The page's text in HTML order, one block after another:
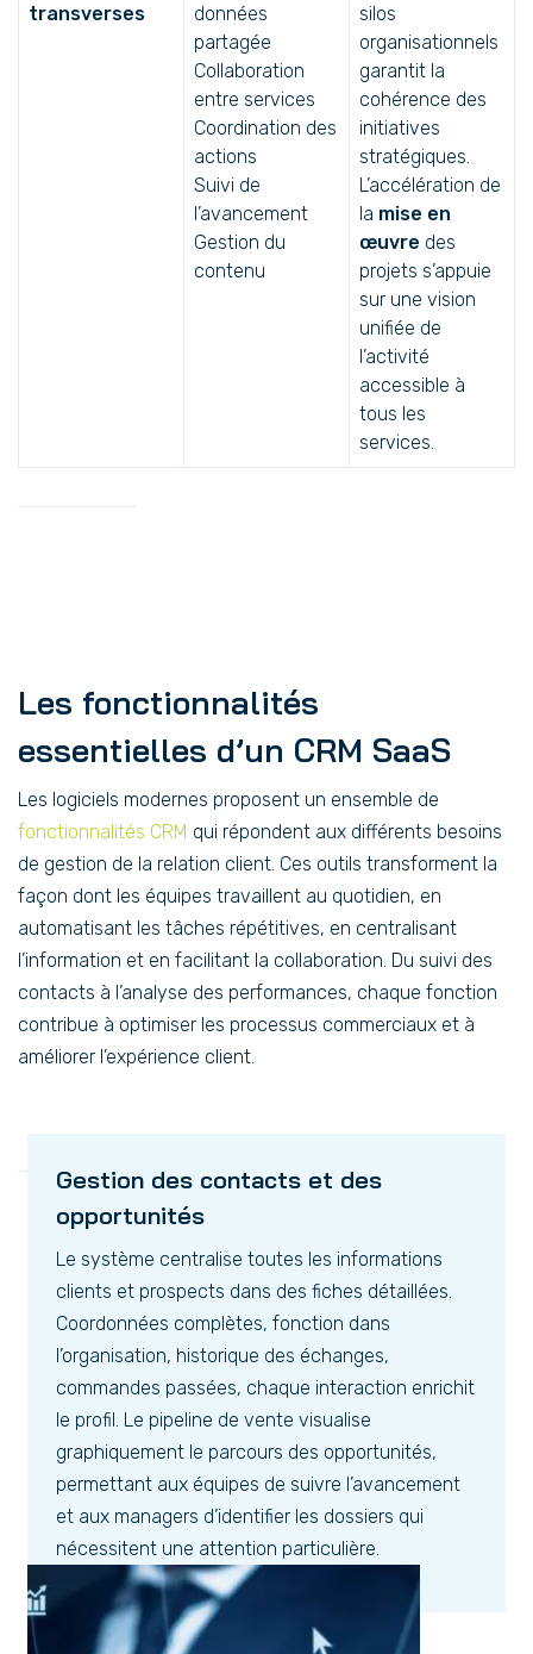
transverses
données
partagée
Collaboration
entre services
Coordination des
actions
Suivi de
l’avancement
Gestion du
contenu
silos
organisationnels
garantit la
cohérence des
initiatives
stratégiques.
L’accélération de
la mise en
œuvre des
projets s’appuie
sur une vision
unifiée de
l’activité
accessible à
tous les
services.
Les fonctionnalités
essentielles d’un CRM SaaS
Les logiciels modernes proposent un ensemble de
fonctionnalités CRM qui répondent aux différents besoins
de gestion de la relation client. Ces outils transforment la
façon dont les équipes travaillent au quotidien, en
automatisant les tâches répétitives, en centralisant
l’information et en facilitant la collaboration. Du suivi des
contacts à l’analyse des performances, chaque fonction
contribue à optimiser les processus commerciaux et à
améliorer l’expérience client.
Gestion des contacts et des
opportunités
Le système centralise toutes les informations
clients et prospects dans des fiches détaillées.
Coordonnées complètes, fonction dans
l’organisation, historique des échanges,
commandes passées, chaque interaction enrichit
le profil. Le pipeline de vente visualise
graphiquement le parcours des opportunités,
permettant aux équipes de suivre l’avancement
et aux managers d’identifier les dossiers qui
nécessitent une attention particulière.